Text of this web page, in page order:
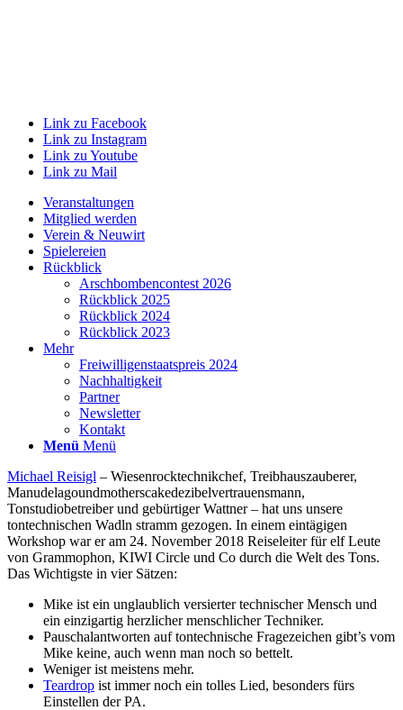
Link zu Facebook
Link zu Instagram
Link zu Youtube
Link zu Mail
Veranstaltungen
Mitglied werden
Verein & Neuwirt
Spielereien
Rückblick
Arschbombencontest 2026
Rückblick 2025
Rückblick 2024
Rückblick 2023
Mehr
Freiwilligenstaatspreis 2024
Nachhaltigkeit
Partner
Newsletter
Kontakt
Menü Menü
Michael Reisigl – Wiesenrocktechnikchef, Treibhauszauberer,
Manudelagoundmotherscakedezibelvertrauensmann,
Tonstudiobetreiber und gebürtiger Wattner – hat uns unsere
tontechnischen Wadln stramm gezogen. In einem eintägigen
Workshop war er am 24. November 2018 Reiseleiter für elf Leute
von Grammophon, KIWI Circle und Co durch die Welt des Tons.
Das Wichtigste in vier Sätzen:
Mike ist ein unglaublich versierter technischer Mensch und
ein einzigartig herzlicher menschlicher Techniker.
Pauschalantworten auf tontechnische Fragezeichen gibt’s vom
Mike keine, auch wenn man noch so bettelt.
Weniger ist meistens mehr.
Teardrop ist immer noch ein tolles Lied, besonders fürs
Einstellen der PA.